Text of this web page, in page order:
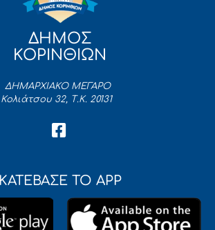
ΔΗΜΟΣ
ΚΟΡΙΝΘΙΩΝ
ΔΗΜΑΡΧΙΑΚΟ ΜΕΓΑΡΟ
Κολιάτσου 32, Τ.Κ. 20131
ΚΑΤΕΒΑΣΕ ΤΟ APP